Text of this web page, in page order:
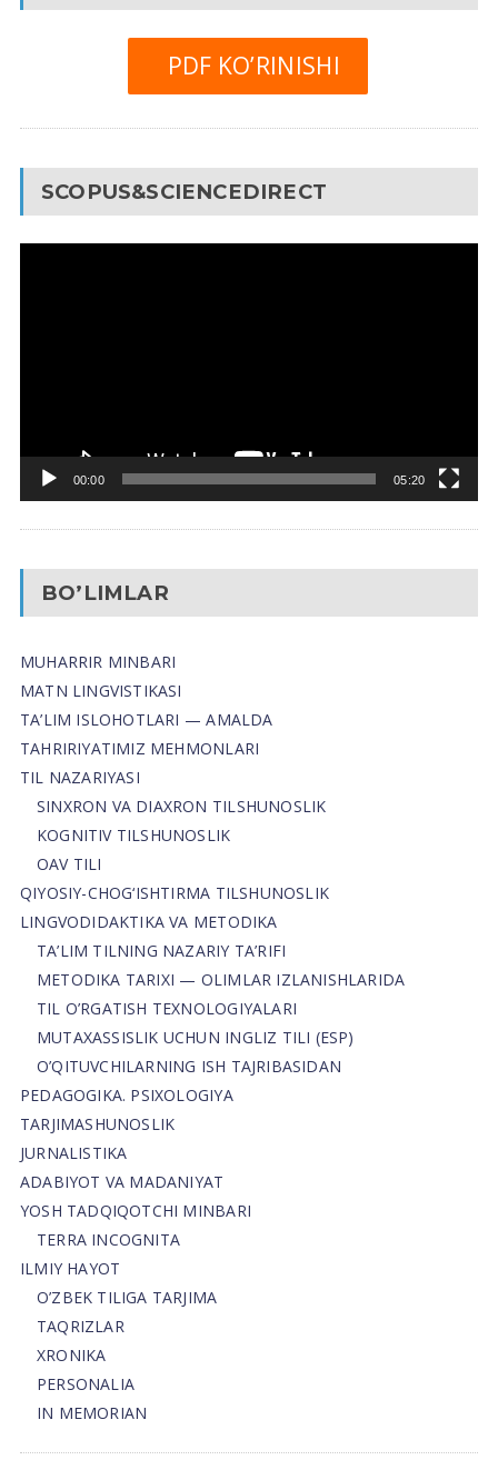
PDF KO’RINISHI
SCOPUS&SCIENCEDIRECT
00:00 05:20
BO’LIMLAR
MUHARRIR MINBARI
MATN LINGVISTIKASI
TA’LIM ISLOHOTLARI — AMALDA
TAHRIRIYATIMIZ MEHMONLARI
TIL NAZARIYASI
SINXRON VA DIAXRON TILSHUNOSLIK
KOGNITIV TILSHUNOSLIK
OAV TILI
QIYOSIY-CHOG‘ISHTIRMA TILSHUNOSLIK
LINGVODIDAKTIKA VA METODIKA
TA’LIM TILNING NAZARIY TA’RIFI
METODIKA TARIXI — OLIMLAR IZLANISHLARIDA
TIL O’RGATISH TEXNOLOGIYALARI
MUTAXASSISLIK UCHUN INGLIZ TILI (ESP)
O’QITUVCHILARNING ISH TAJRIBASIDAN
PEDAGOGIKA. PSIXOLOGIYA
TARJIMASHUNOSLIK
JURNALISTIKA
ADABIYOT VA MADANIYAT
YOSH TADQIQOTCHI MINBARI
TERRA INCOGNITA
ILMIY HAYOT
O’ZBEK TILIGA TARJIMA
TAQRIZLAR
XRONIKA
PERSONALIA
IN MEMORIAN